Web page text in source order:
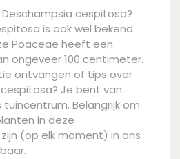
cespitosa?
is ook wel bekend
Poaceae heeft een
ongeveer 100 centimeter.
ontvangen of tips over
Je bent van
Belangrijk om
in deze
(op elk moment) in ons